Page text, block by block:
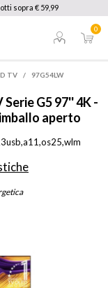
sopra € 59,99
0
TV / 97G54LW
G5 97'' 4K -
aperto